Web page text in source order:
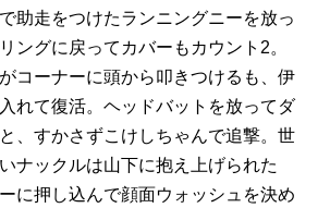
助走をつけたランニングニーを放っ
ングに戻ってカバーもカウント2。
コーナーに頭から叩きつけるも、伊
れて復活。ヘッドバットを放ってダ
、すかさずこけしちゃんで追撃。世
ナックルは山下に抱え上げられた
に押し込んで顔面ウォッシュを決め